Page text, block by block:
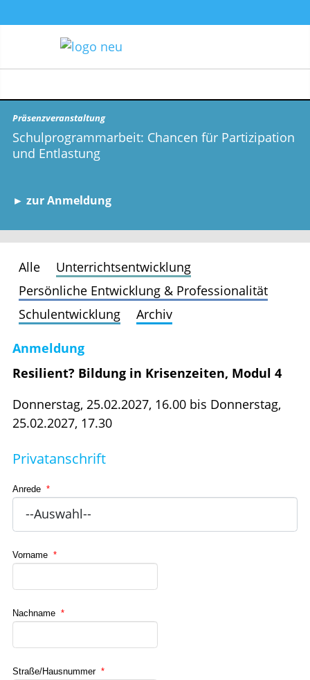
Präsenzveranstaltung
Schulprogrammarbeit: Chancen für Partizipation
und Entlastung
► zur Anmeldung
Alle
Unterrichtsentwicklung
Persönliche Entwicklung & Professionalität
Schulentwicklung
Archiv
Anmeldung
Resilient? Bildung in Krisenzeiten, Modul 4
Donnerstag, 25.02.2027, 16.00 bis Donnerstag,
25.02.2027, 17.30
Privatanschrift
Anrede *
Vorname *
Nachname *
Straße/Hausnummer *